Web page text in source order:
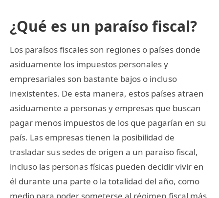
¿Qué es un paraíso fiscal?
Los paraísos fiscales son regiones o países donde
asiduamente los impuestos personales y
empresariales son bastante bajos o incluso
inexistentes. De esta manera, estos países atraen
asiduamente a personas y empresas que buscan
pagar menos impuestos de los que pagarían en su
país. Las empresas tienen la posibilidad de
trasladar sus sedes de origen a un paraíso fiscal,
incluso las personas físicas pueden decidir vivir en
él durante una parte o la totalidad del año, como
medio para poder someterse al régimen fiscal más